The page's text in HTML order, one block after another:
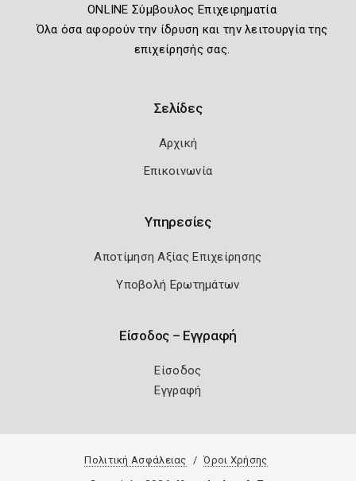
ONLINE Σύμβουλος Επιχειρηματία
Όλα όσα αφορούν την ίδρυση και την λειτουργία της
επιχείρησής σας.
Σελίδες
Αρχική
Επικοινωνία
Υπηρεσίες
Αποτίμηση Αξίας Επιχείρησης
Υποβολή Ερωτημάτων
Είσοδος – Εγγραφή
Είσοδος
Εγγραφή
Πολιτική Ασφάλειας Όροι Χρήσης